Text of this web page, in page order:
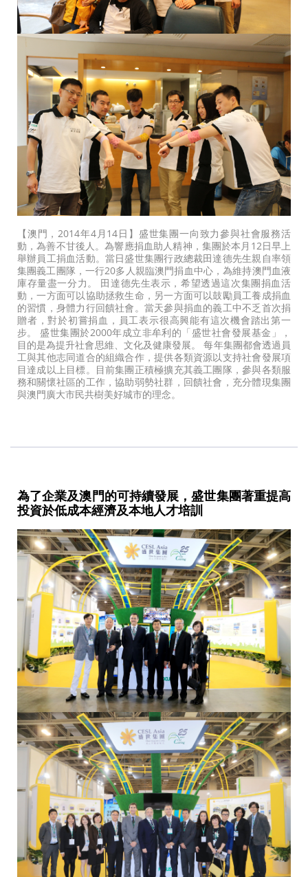
【澳門，2014年4月14日】盛世集團一向致力參與社會服務活
動，為善不甘後人。為響應捐血助人精神，集團於本月12日早上
舉辦員工捐血活動。當日盛世集團行政總裁田達德先生親自率領
集團義工團隊，一行20多人親臨澳門捐血中心，為維持澳門血液
庫存量盡一分力。 田達德先生表示，希望透過這次集團捐血活
動，一方面可以協助拯救生命，另一方面可以鼓勵員工養成捐血
的習慣，身體力行回饋社會。當天參與捐血的義工中不乏首次捐
贈者，對於初嘗捐血，員工表示很高興能有這次機會踏出第一
步。 盛世集團於2000年成立非牟利的「盛世社會發展基金」，
目的是為提升社會思維、文化及健康發展。 每年集團都會透過員
工與其他志同道合的組織合作，提供各類資源以支持社會發展項
目達成以上目標。目前集團正積極擴充其義工團隊，參與各類服
務和關懷社區的工作，協助弱勢社群，回饋社會，充分體現集團
與澳門廣大市民共樹美好城市的理念。
為了企業及澳門的可持續發展，盛世集團著重提高
投資於低成本經濟及本地人才培訓